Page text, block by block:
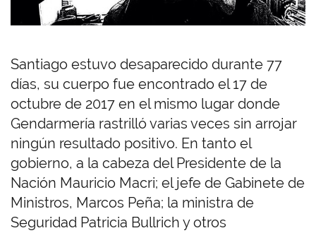
Santiago estuvo desaparecido durante 77
días, su cuerpo fue encontrado el 17 de
octubre de 2017 en el mismo lugar donde
Gendarmería rastrilló varias veces sin arrojar
ningún resultado positivo. En tanto el
gobierno, a la cabeza del Presidente de la
Nación Mauricio Macri; el jefe de Gabinete de
Ministros, Marcos Peña; la ministra de
Seguridad Patricia Bullrich y otros